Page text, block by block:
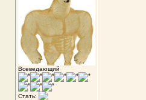
Всеведающий
Стать: